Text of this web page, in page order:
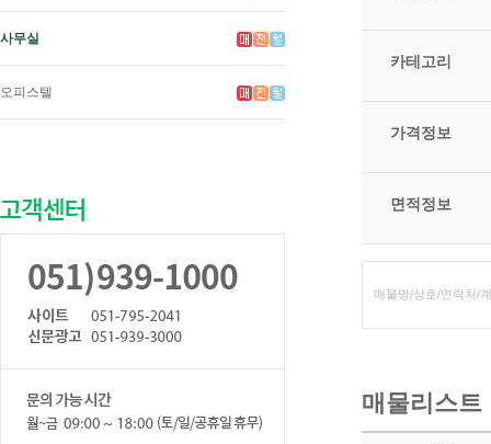
사무실
오피스텔
카테고리
가격정보
면적정보
매물리스트